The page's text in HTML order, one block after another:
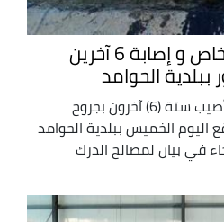
المسيلة: وفاة 4 أشخاص و إصابة 6 آخرين
الحوامد
توفي أربعة (4) أشخاص و أصيب ستة (6) آخرون بجروح
الخميس ببلدية الحوامد
في بيان لمصالح الدرك